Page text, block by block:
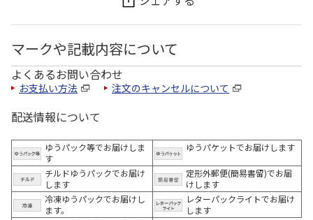
マークや記載内容について
よくあるお問い合わせ
お支払い方法 注文のキャンセルについて
配送情報について
ゆうパック等でお届けしま
す
ゆうパケットでお届けします
チルドゆうパックでお届け
します
定形外郵便(簡易書留)でお届
けします
冷凍ゆうパックでお届けし
ます。
レターパックライトでお届け
します